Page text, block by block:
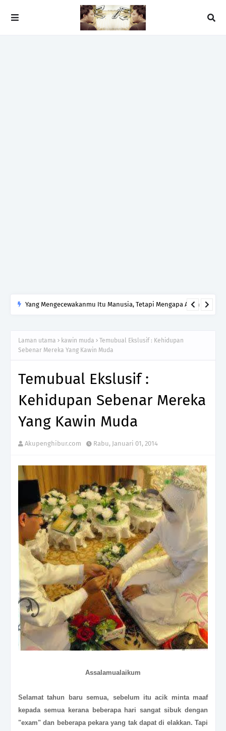
Yang Mengecewakanmu Itu Manusia, Tetapi Mengapa Allah
Laman utama kawin muda
Temubual Ekslusif : Kehidupan
Sebenar Mereka Yang Kawin Muda
Temubual Ekslusif :
Kehidupan Sebenar Mereka
Yang Kawin Muda
Akupenghibur.com Rabu, Januari 01, 2014
Assalamualaikum
Selamat tahun baru semua, sebelum itu acik minta maaf
kepada semua kerana beberapa hari sangat sibuk dengan
"exam" dan beberapa pekara yang tak dapat di elakkan. Tapi